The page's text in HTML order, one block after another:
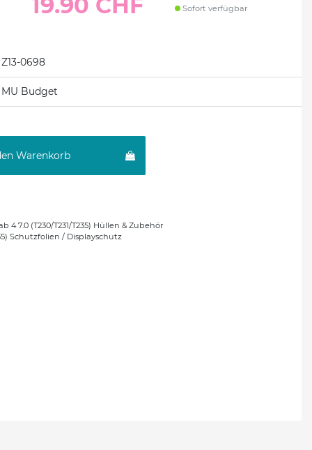
Sofort verfügbar
Z13-0698
MU Budget
Warenkorb
4 7.0 (T230/T231/T235) Hüllen & Zubehör
Schutzfolien / Displayschutz